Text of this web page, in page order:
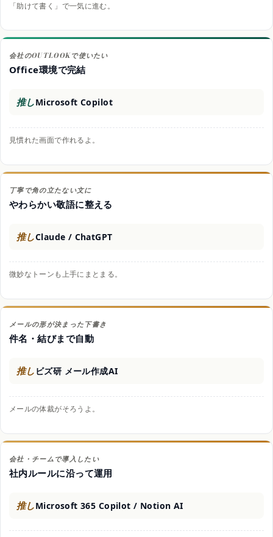
「助けて書く」で一気に進む。
会社のOUTLOOKで使いたい
Office環境で完結
推しMicrosoft Copilot
見慣れた画面で作れるよ。
丁寧で角の立たない文に
やわらかい敬語に整える
推しClaude / ChatGPT
微妙なトーンも上手にまとまる。
メールの形が決まった下書き
件名・結びまで自動
推し ビズ研 メール作成AI
メールの体裁がそろうよ。
会社・チームで導入したい
社内ルールに沿って運用
推しMicrosoft 365 Copilot / Notion AI